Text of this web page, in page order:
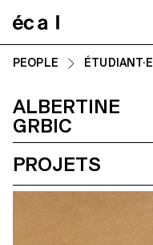
PEOPLE ÉTUDIANT·E
ALBERTINE
GRBIC
PROJETS